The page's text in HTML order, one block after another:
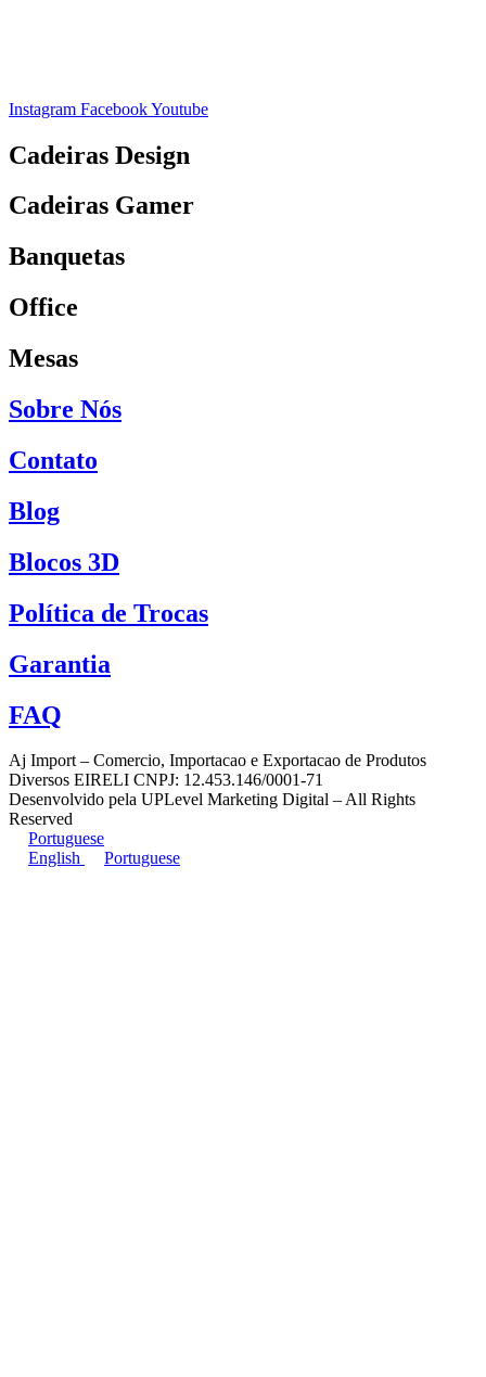
Instagram FacebookYoutube
Cadeiras Design
Cadeiras Gamer
Banquetas
Office
Mesas
Sobre Nós
Contato
Blog
Blocos 3D
Política de Trocas
Garantia
FAQ
Aj Import – Comercio, Importacao e Exportacao de Produtos
Diversos EIRELI CNPJ: 12.453.146/0001-71
Desenvolvido pela UPLevel Marketing Digital – All Rights
Reserved
Portuguese
English
Portuguese